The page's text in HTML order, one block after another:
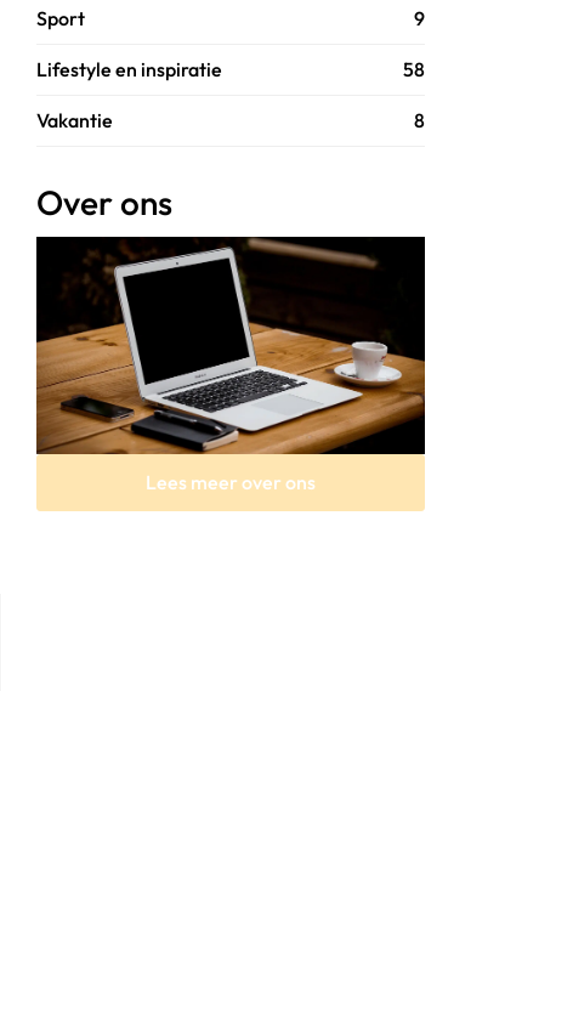
Sport 9
Lifestyle en inspiratie 58
Vakantie 8
Over ons
Lees meer over ons